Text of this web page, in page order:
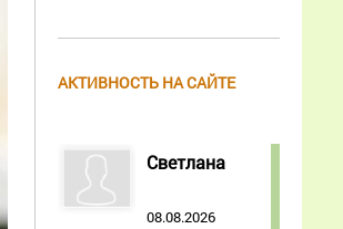
АКТИВНОСТЬ НА САЙТЕ
Светлана
08.08.2026